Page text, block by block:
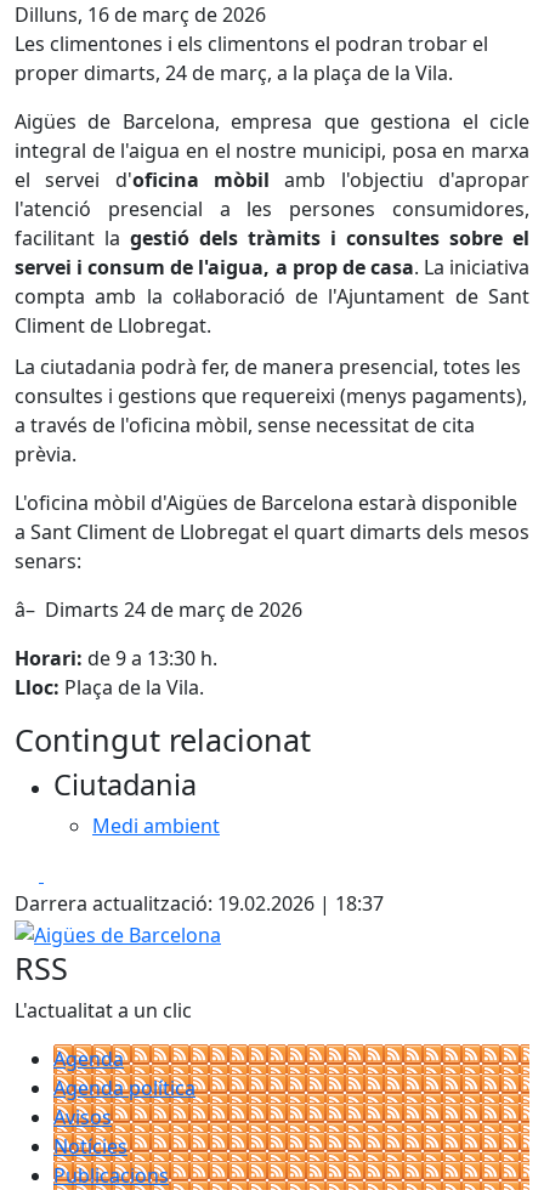
Dilluns, 16 de març de 2026
Les climentones i els climentons el podran trobar el
proper dimarts, 24 de març, a la plaça de la Vila.
Aigües de Barcelona, empresa que gestiona el cicle
integral de l'aigua en el nostre municipi, posa en marxa
el servei d'oficina mòbilamb l'objectiu d'apropar
l'atenció presencial a les persones consumidores,
facilitant la gestió dels tràmits i consultes sobre el
servei i consum de l'aigua, a prop de casa. La iniciativa
compta amb la col·laboració de l'Ajuntament de Sant
Climent de Llobregat.
La ciutadania podrà fer, de manera presencial, totes les
consultes i gestions que requereixi (menys pagaments),
a través de l'oficina mòbil, sense necessitat de cita
prèvia.
L'oficina mòbil d'Aigües de Barcelona estarà disponible
a Sant Climent de Llobregat el quart dimarts dels mesos
senars:
â– Dimarts 24 de març de 2026
Horari: de 9 a 13:30 h.
Lloc: Plaça de la Vila.
Contingut relacionat
Ciutadania
Medi ambient
Darrera actualització: 19.02.2026 | 18:37
Aigües de Barcelona
RSS
L'actualitat a un clic
Agenda
Agenda política
Avisos
Notícies
Publicacions